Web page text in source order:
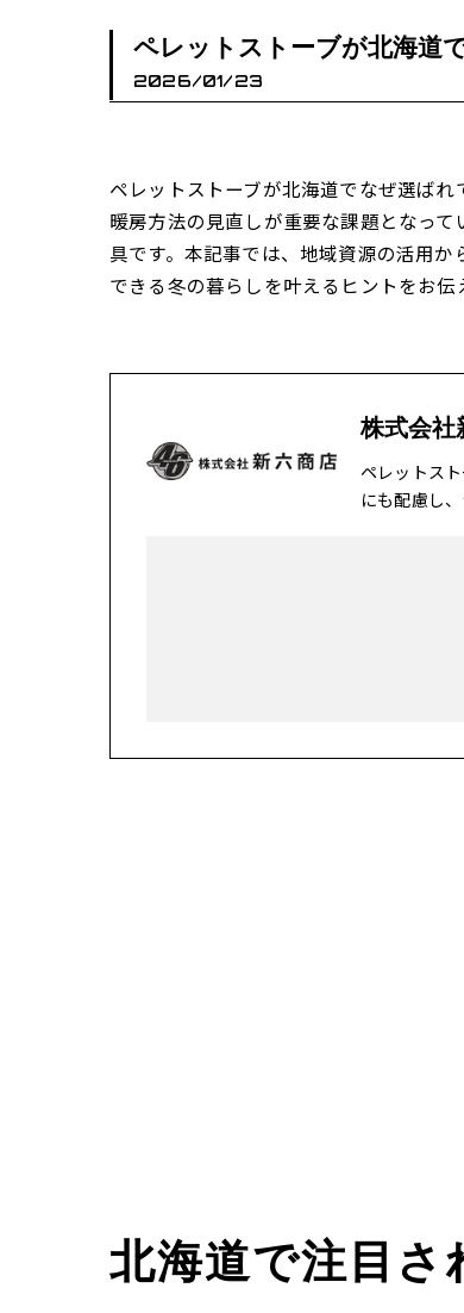
ペレットストーブが北海道
2026/01/23
ペレットストーブが北海道でなぜ選ば
暖房方法の見直しが重要な課題となっ
具です。本記事では、地域資源の活用
できる冬の暮らしを叶えるヒントをお伝
株式会社
ペレットス
にも配慮し
北海道で注目さ